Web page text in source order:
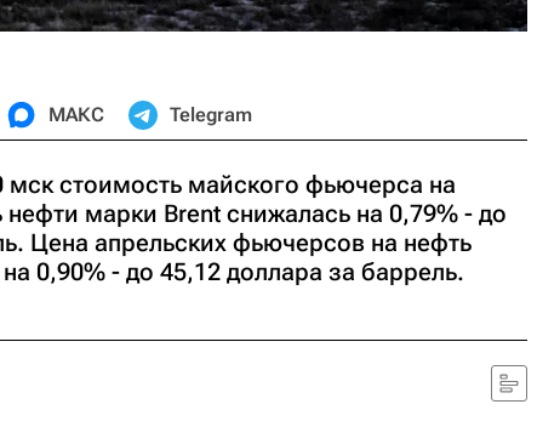
МАКС Telegram
стоимость майского фьючерса на
марки Brent снижалась на 0,79% - до
Цена апрельских фьючерсов на нефть
0,90% - до 45,12 доллара за баррель.